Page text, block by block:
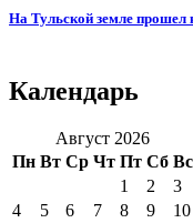
На Тульской земле прошел
Календарь
Август 2026
Пн Вт Ср Чт Пт Сб Вс
1
2
3
4
5 6 7 8 9
10